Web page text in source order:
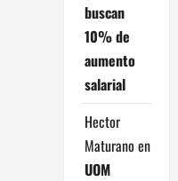
buscan
10% de
aumento
salarial
Hector
Maturano en
UOM